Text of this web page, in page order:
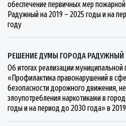
обеспечение первичных мер
Радужный на 2019 – 2025 годы и на
году
РЕШЕНИЕ ДУМЫ ГОРОДА РАДУЖНЫЙ
Об итогах реализации
«Профилактика правонарушений в
безопасности дорожного движения,
злоупотребления наркотиками в
годы и на период до 2030 года» в